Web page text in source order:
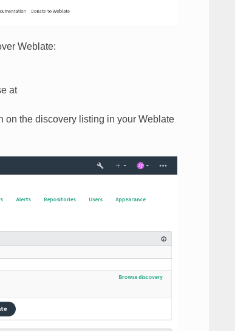
Weblate:
at
on the discovery listing in your Weblate